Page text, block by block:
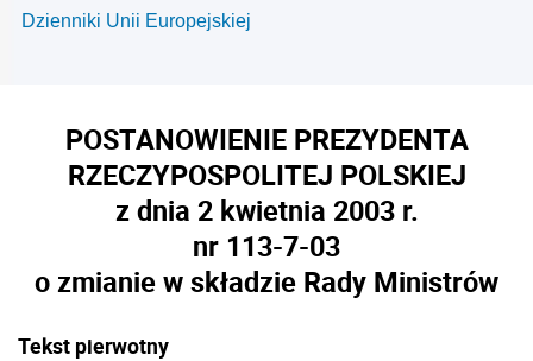
Dzienniki Unii Europejskiej
POSTANOWIENIE PREZYDENTA
RZECZYPOSPOLITEJ POLSKIEJ
z dnia 2 kwietnia 2003 r.
nr 113-7-03
o zmianie w składzie Rady Ministrów
Tekst pierwotny